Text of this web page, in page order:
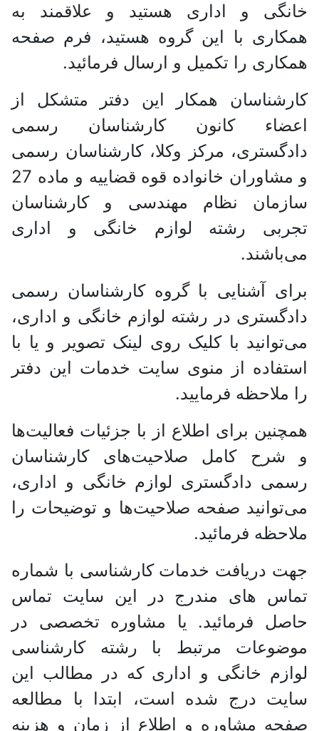
خانگی و اداری هستید و علاقمند به
همکاری با این گروه هستید، فرم صفحه
همکاری را تکمیل و ارسال فرمائید.
کارشناسان همکار این دفتر متشکل از
اعضاء کانون کارشناسان رسمی
دادگستری، مرکز وکلا، کارشناسان رسمی
و مشاوران خانواده قوه قضاییه و ماده 27
سازمان نظام مهندسی و کارشناسان
تجربی رشته لوازم خانگی و اداری
می‌باشند.
برای آشنایی با گروه کارشناسان رسمی
دادگستری در رشته لوازم خانگی و اداری،
می‌توانید با کلیک روی لینک تصویر و یا با
استفاده از منوی سایت خدمات این دفتر
را ملاحظه فرمایید.
همچنین برای اطلاع از با جزئیات فعالیت‌‌ها
و شرح کامل صلاحیت‌های کارشناسان
رسمی دادگستری لوازم خانگی و اداری،
می‌توانید صفحه صلاحیت‌ها و توضیحات را
ملاحظه فرمائید.
جهت دریافت خدمات کارشناسی با شماره
تماس های مندرج در این سایت تماس
حاصل فرمائید. یا مشاوره تخصصی در
موضوعات مرتبط با رشته کارشناسی
لوازم خانگی و اداری که در مطالب این
سایت درج شده است، ابتدا با مطالعه
صفحه مشاوره و اطلاع از زمان و هزینه